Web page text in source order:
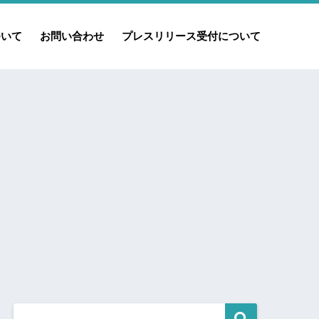
て お問い合わせ プレスリリース受付について